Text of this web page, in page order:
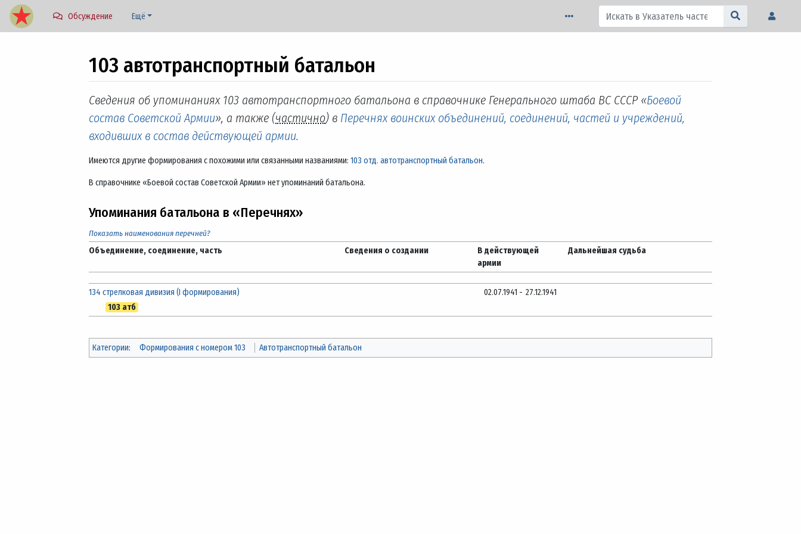
Обсуждение Ещё
103 автотранспортный батальон
Перейти к:навигация,поиск
Сведения об упоминаниях 103 автотранспортного батальона в справочнике Генерального штаба ВС СССР «Боевой
состав Советской Армии», а также (частично) в Перечнях воинских объединений, соединений, частей и учреждений,
входивших в состав действующей армии.
Имеются другие формирования с похожими или связанными названиями: 103 отд. автотранспортный батальон.
В справочнике «Боевой состав Советской Армии» нет упоминаний батальона.
Упоминания батальона в «Перечнях»
Показать наименования перечней?
Объединение, соединение, часть Сведения о создании
В действующей
армии
Дальнейшая судьба
134 стрелковая дивизия (I формирования)
103 атб
02.07.1941 - 27.12.1941
Категории: Формирования с номером 103 Автотранспортный батальон